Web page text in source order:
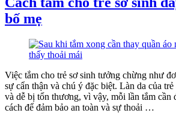
em
nhiêu
tắm
trẻ
hiện
nay
bố mẹ
Việc tắm cho trẻ sơ sinh tưởng chừng như
sự cẩn thận và chú ý đặc biệt. Làn da của
và dễ bị tổn thương, vì vậy, mỗi lần tắm cần
cách để đảm bảo an toàn và sự thoải …